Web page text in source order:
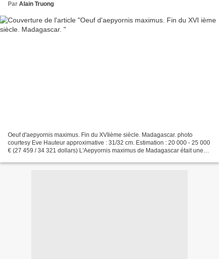
Par Alain Truong
Oeuf d'aepyornis maximus. Fin du XVIième siècle. Madagascar. photo
courtesy Eve Hauteur approximative : 31/32 cm. Estimation : 20 000 - 25 000
€ (27 459 / 34 321 dollars) L'Aepyornis maximus de Madagascar était une